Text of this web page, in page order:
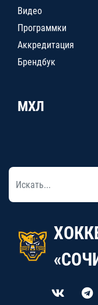
Видео
Программки
Аккредитация
Брендбук
МХЛ